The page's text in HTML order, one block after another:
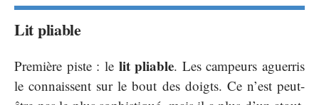
Lit pliable
Première piste : le lit pliable. Les campeurs aguerris
le connaissent sur le bout des doigts. Ce n’est peut-